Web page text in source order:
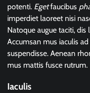
potenti. Egetfaucibus
imperdiet laoreet nisi
Natoque augue taciti,
Accumsan mus iaculis
suspendisse. Aenean
mus mattis fusce rutrum.
Iaculis